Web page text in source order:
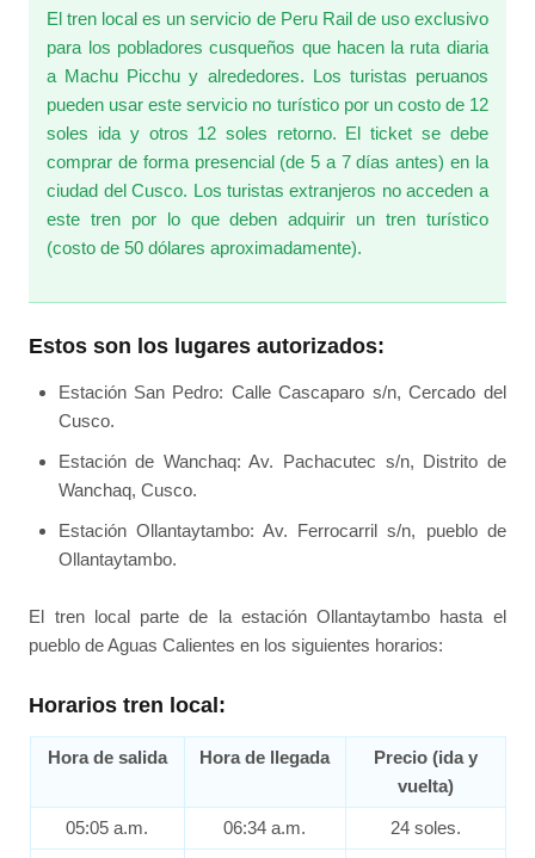
El tren local es un servicio de Peru Rail de uso exclusivo
para los pobladores cusqueños que hacen la ruta diaria
a Machu Picchu y alrededores. Los turistas peruanos
pueden usar este servicio no turístico por un costo de 12
soles ida y otros 12 soles retorno. El ticket se debe
comprar de forma presencial (de 5 a 7 días antes) en la
ciudad del Cusco. Los turistas extranjeros no acceden a
este tren por lo que deben adquirir un tren turístico
(costo de 50 dólares aproximadamente).
Estos son los lugares autorizados:
Estación San Pedro: Calle Cascaparo s/n, Cercado del
Cusco.
Estación de Wanchaq: Av. Pachacutec s/n, Distrito de
Wanchaq, Cusco.
Estación Ollantaytambo: Av. Ferrocarril s/n, pueblo de
Ollantaytambo.
El tren local parte de la estación Ollantaytambo hasta el
pueblo de Aguas Calientes en los siguientes horarios:
Horarios tren local:
Hora de salida Hora de llegada
Precio (ida y
vuelta)
05:05 a.m. 06:34 a.m. 24 soles.